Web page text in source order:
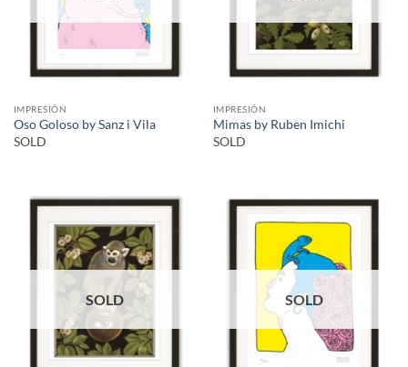
IMPRESIÓN
Oso Goloso by Sanz i Vila
SOLD
IMPRESIÓN
Mimas by Ruben Imichi
SOLD
SOLD SOLD